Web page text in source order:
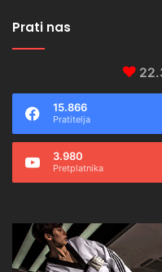
Prati nas
15.866
Pratitelja
3.980
Pretplatnika